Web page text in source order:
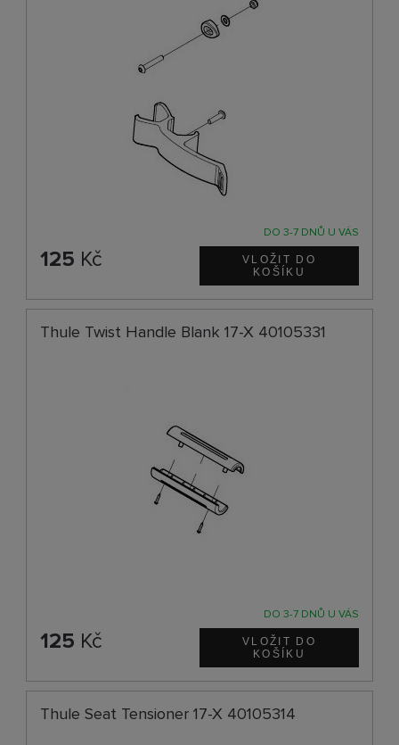
DO 3-7 DNŮ U VÁS
125 Kč
Thule Twist Handle Blank 17-X 40105331
DO 3-7 DNŮ U VÁS
125 Kč
Thule Seat Tensioner 17-X 40105314